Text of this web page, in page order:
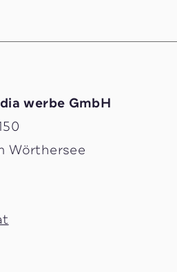
­werbe GmbH
Wörthersee